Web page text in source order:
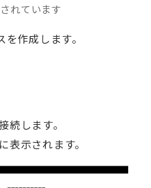
れています
作成します。
続します。
表示されます。